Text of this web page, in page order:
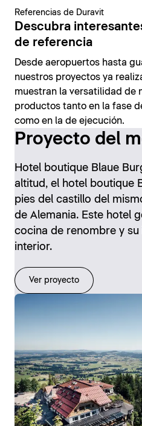
Referencias de Duravit
Descubra
de referencia
Desde aeropuertos hasta
nuestros proyectos ya
muestran la versatilidad de
productos tanto en la fase
como en la de ejecución.
Proyecto del
Hotel boutique Blaue
altitud, el hotel boutique
pies del castillo del
de Alemania. Este hotel
cocina de renombre y
interior.
Ver proyecto